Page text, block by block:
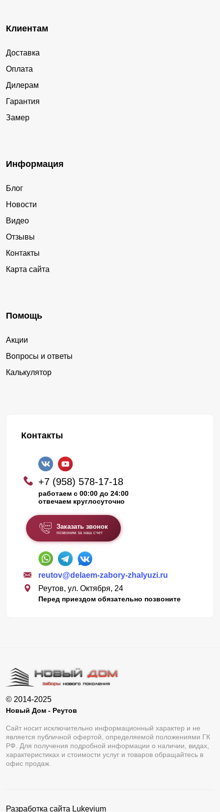
Клиентам
Доставка
Оплата
Дилерам
Гарантия
Замер
Информация
Блог
Новости
Видео
Отзывы
Контакты
Карта сайта
Помощь
Акции
Вопросы и ответы
Калькулятор
Контакты
+7 (958) 578-17-18
работаем с 00:00 до 24:00
отвечаем круглосуточно
Заказать звонок
позвоним за наш счет
reutov@delaem-zabory-zhalyuzi.ru
Реутов, ул. Октября, 24
Перед приездом обязательно позвоните
© 2014-2025
Новый Дом - Реутов
Сайт носит исключительно информационный характер и не
является публичной офертой, определяемой положениями ГК
РФ. Для получения подробной информации о наличии, видах,
характеристиках и стоимости услуг и товаров обращайтесь в
офис продаж.
Разработка сайта Lukevium